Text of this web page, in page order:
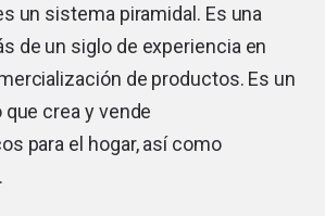
un sistema piramidal. Es una
de un siglo de experiencia en
de productos. Es un
crea y vende
para el hogar, así como